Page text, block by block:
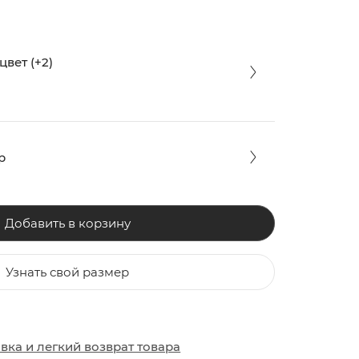
ОБУВЬ
ОБУВЬ
(+2)
Добавить в корзину
Узнать свой размер
илегкий возврат товара